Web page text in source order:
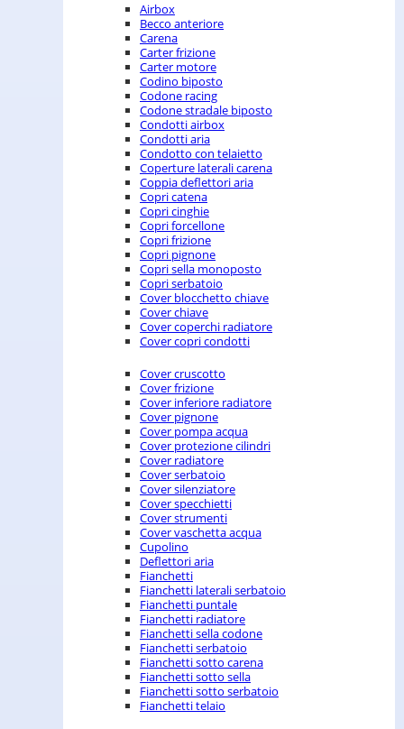
Airbox
Becco anteriore
Carena
Carter frizione
Carter motore
Codino biposto
Codone racing
Codone stradale biposto
Condotti airbox
Condotti aria
Condotto con telaietto
Coperture laterali carena
Coppia deflettori aria
Copri catena
Copri cinghie
Copri forcellone
Copri frizione
Copri pignone
Copri sella monoposto
Copri serbatoio
Cover blocchetto chiave
Cover chiave
Cover coperchi radiatore
Cover copri condotti
Cover cruscotto
Cover frizione
Cover inferiore radiatore
Cover pignone
Cover pompa acqua
Cover protezione cilindri
Cover radiatore
Cover serbatoio
Cover silenziatore
Cover specchietti
Cover strumenti
Cover vaschetta acqua
Cupolino
Deflettori aria
Fianchetti
Fianchetti laterali serbatoio
Fianchetti puntale
Fianchetti radiatore
Fianchetti sella codone
Fianchetti serbatoio
Fianchetti sotto carena
Fianchetti sotto sella
Fianchetti sotto serbatoio
Fianchetti telaio